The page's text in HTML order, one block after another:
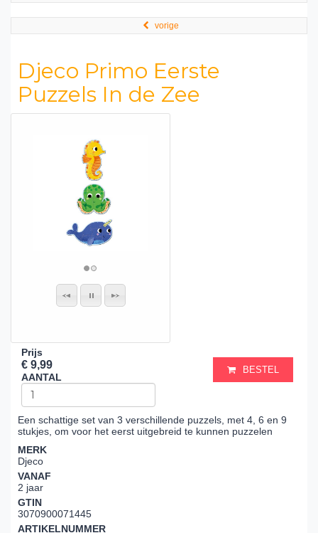
vorige
Djeco Primo Eerste
Puzzels In de Zee
Prijs
€ 9,99
AANTAL
BESTEL
Een schattige set van 3 verschillende puzzels, met 4, 6 en 9
stukjes, om voor het eerst uitgebreid te kunnen puzzelen
MERK
Djeco
VANAF
2 jaar
GTIN
3070900071445
ARTIKELNUMMER